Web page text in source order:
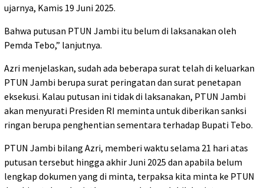
ujarnya, Kamis 19 Juni 2025.
Bahwa putusan PTUN Jambi itu belum di laksanakan oleh
Pemda Tebo,” lanjutnya.
Azri menjelaskan, sudah ada beberapa surat telah di keluarkan
PTUN Jambi berupa surat peringatan dan surat penetapan
eksekusi. Kalau putusan ini tidak di laksanakan, PTUN Jambi
akan menyurati Presiden RI meminta untuk diberikan sanksi
ringan berupa penghentian sementara terhadap Bupati Tebo.
PTUN Jambi bilang Azri, memberi waktu selama 21 hari atas
putusan tersebut hingga akhir Juni 2025 dan apabila belum
lengkap dokumen yang di minta, terpaksa kita minta ke PTUN